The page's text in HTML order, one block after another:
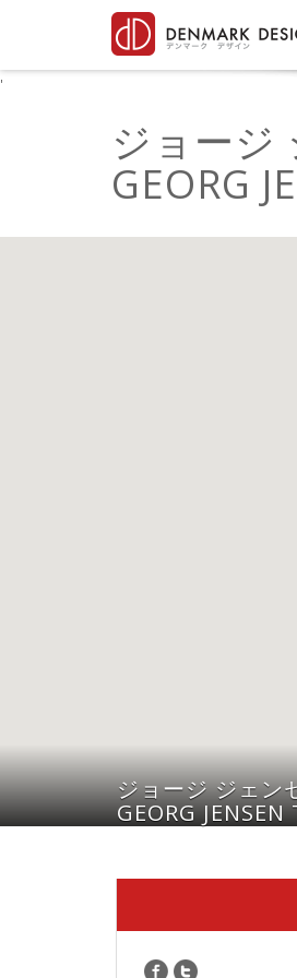
'
ジョージ
GEORG
ジョージ ジェン
GEORG